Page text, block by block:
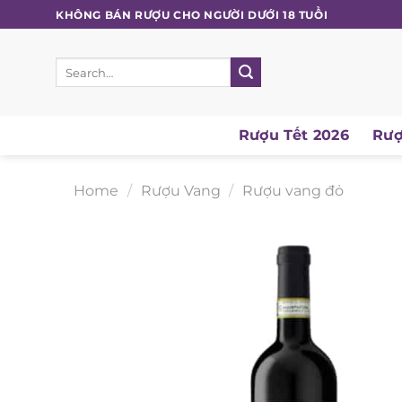
to
content
KHÔNG BÁN RƯỢU CHO NGƯỜI DƯỚI 18 TUỔI
Rượu Tết 2026
Home Rượu Vang Rượu vang đỏ